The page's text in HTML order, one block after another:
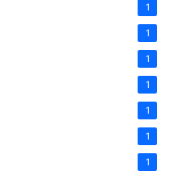
1
1
1
1
1
1
1